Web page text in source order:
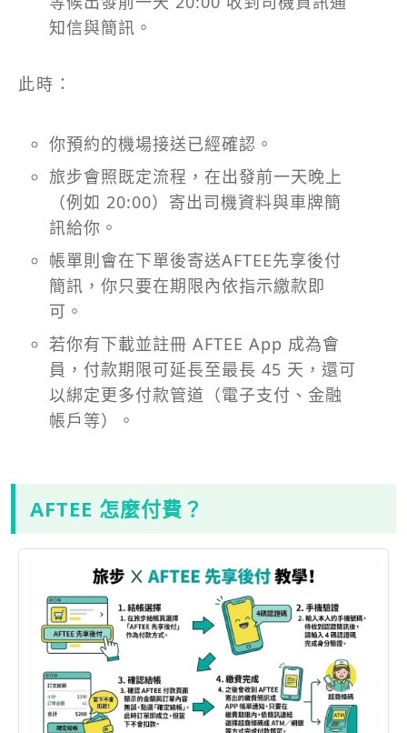
知信與簡訊。
此時：
你預約的機場接送已經確認。
旅步會照既定流程，在出發前一天晚上
（例如 20:00）寄出司機資料與車牌簡
訊給你。
帳單則會在下單後寄送AFTEE先享後付
簡訊，你只要在期限內依指示繳款即
可。
若你有下載並註冊 AFTEE App 成為會
員，付款期限可延長至最長 45 天，還可
以綁定更多付款管道（電子支付、金融
帳戶等）。
AFTEE 怎麼付費？